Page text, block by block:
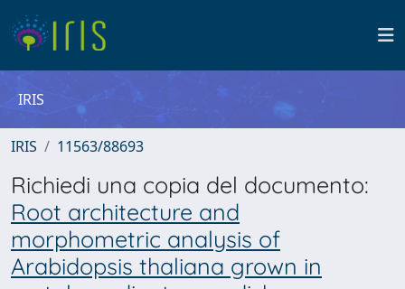
IRIS
IRIS 11563/88693
Richiedi una copia del documento:
Root architecture and
morphometric analysis of
Arabidopsis thaliana grown in